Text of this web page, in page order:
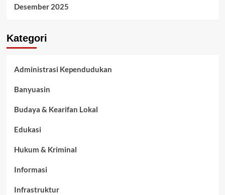
Desember 2025
Kategori
Administrasi Kependudukan
Banyuasin
Budaya & Kearifan Lokal
Edukasi
Hukum & Kriminal
Informasi
Infrastruktur